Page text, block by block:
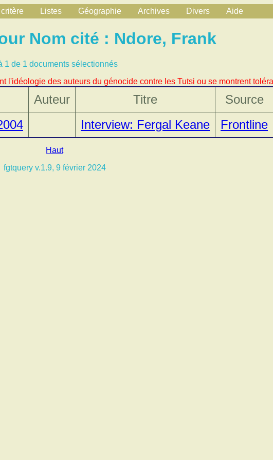
Listes Géographie Archives Divers Aide
Nom cité : Ndore, Frank
1 de 1 documents sélectionnés
l'idéologie des auteurs du génocide contre les Tutsi ou se montrent
Auteur Titre
Source
Interview: Fergal Keane Frontline
Haut
fgtquery v.1.9, 9 février 2024